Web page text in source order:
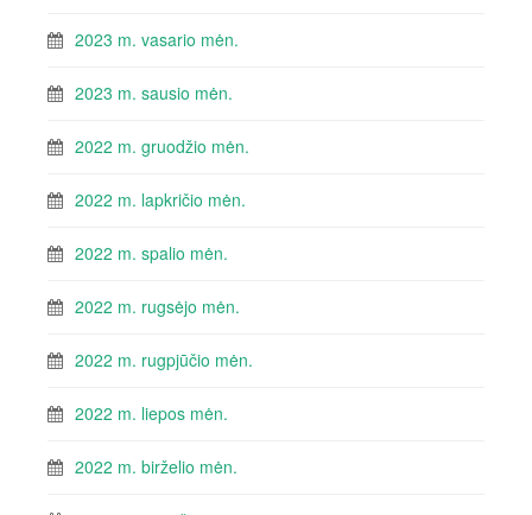
2023 m. vasario mėn.
2023 m. sausio mėn.
2022 m. gruodžio mėn.
2022 m. lapkričio mėn.
2022 m. spalio mėn.
2022 m. rugsėjo mėn.
2022 m. rugpjūčio mėn.
2022 m. liepos mėn.
2022 m. birželio mėn.